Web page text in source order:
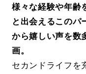
様々な経験や年齢
と出会えるこの
から嬉しい声を数
画。
セカンドライフを